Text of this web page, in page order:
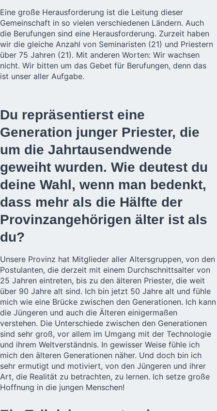
Eine große Herausforderung ist die Leitung dieser
Gemeinschaft in so vielen verschiedenen Ländern. Auch
die Berufungen sind eine Herausforderung. Zurzeit haben
wir die gleiche Anzahl von Seminaristen (21) und Priestern
über 75 Jahren (21). Mit anderen Worten: Wir wachsen
nicht. Wir bitten um das Gebet für Berufungen, denn das
ist unser aller Aufgabe.
Du repräsentierst eine
Generation junger Priester, die
um die Jahrtausendwende
geweiht wurden. Wie deutest du
deine Wahl, wenn man bedenkt,
dass mehr als die Hälfte der
Provinzangehörigen älter ist als
du?
Unsere Provinz hat Mitglieder aller Altersgruppen, von den
Postulanten, die derzeit mit einem Durchschnittsalter von
25 Jahren eintreten, bis zu den älteren Priester, die weit
über 90 Jahre alt sind. Ich bin jetzt 50 Jahre alt und fühle
mich wie eine Brücke zwischen den Generationen. Ich kann
die Jüngeren und auch die Älteren einigermaßen
verstehen. Die Unterschiede zwischen den Generationen
sind sehr groß, vor allem im Umgang mit der Technologie
und ihrem Weltverständnis. In gewisser Weise fühle ich
mich den älteren Generationen näher. Und doch bin ich
sehr ermutigt und motiviert, von den Jüngeren und ihrer
Art, die Realität zu betrachten, zu lernen. Ich setze große
Hoffnung in die jungen Menschen!